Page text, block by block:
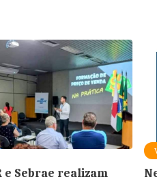
e Sebrae realizam